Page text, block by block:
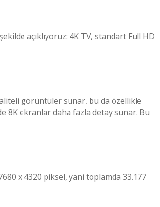
açıklıyoruz: 4K TV, standart Full HD
görüntüler sunar, bu da özellikle
8K ekranlar daha fazla detay sunar. Bu
x 4320 piksel, yani toplamda 33.177